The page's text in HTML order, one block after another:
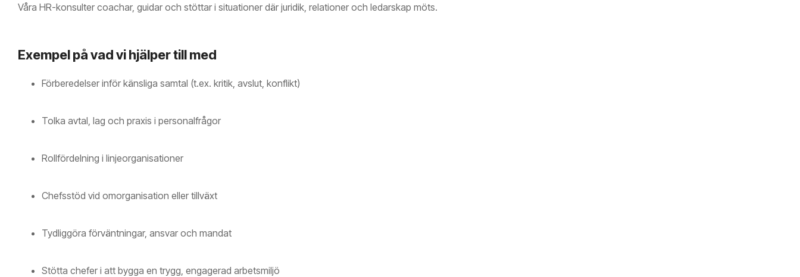
Våra HR-konsulter coachar, guidar och stöttar i situationer där juridik, relationer och ledarskap möts.
Exempel på vad vi hjälper till med
Förberedelser inför känsliga samtal (t.ex. kritik, avslut, konflikt)
Tolka avtal, lag och praxis i personalfrågor
Rollfördelning i linjeorganisationer
Chefsstöd vid omorganisation eller tillväxt
Tydliggöra förväntningar, ansvar och mandat
Stötta chefer i att bygga en trygg, engagerad arbetsmiljö